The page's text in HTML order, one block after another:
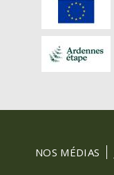
FOOTER
MENU
NOS MÉDIAS